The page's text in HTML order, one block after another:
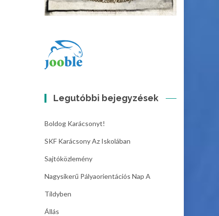
Legutóbbi bejegyzések
Boldog Karácsonyt!
SKF Karácsony Az Iskolában
Sajtóközlemény
Nagysikerű Pályaorientációs Nap A
Tildyben
Állás